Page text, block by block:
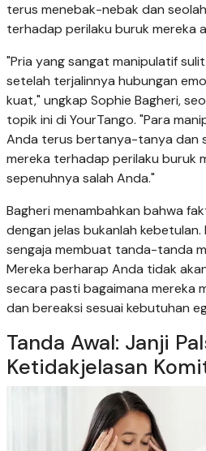
terus menebak-nebak dan
terhadap perilaku buruk mereka
"Pria yang sangat manipulatif
setelah terjalinnya hubungan
kuat," ungkap Sophie Bagheri,
topik ini di YourTango. "Para
Anda terus bertanya-tanya dan
mereka terhadap perilaku buruk
sepenuhnya salah Anda."
Bagheri menambahkan bahwa
dengan jelas bukanlah
sengaja membuat tanda-tanda
Mereka berharap Anda tidak
secara pasti bagaimana mereka
dan bereaksi sesuai kebutuhan
Tanda Awal: Janji
Ketidakjelasan